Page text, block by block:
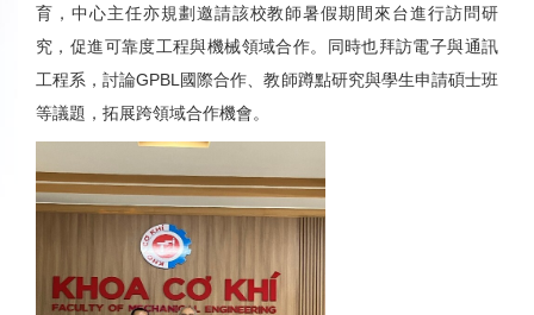
育，中心主任亦規劃邀請該校教師暑假期間來台進行訪問研
究，促進可靠度工程與機械領域合作。同時也拜訪電子與通訊
工程系，討論GPBL國際合作、教師蹲點研究與學生申請碩士班
等議題，拓展跨領域合作機會。